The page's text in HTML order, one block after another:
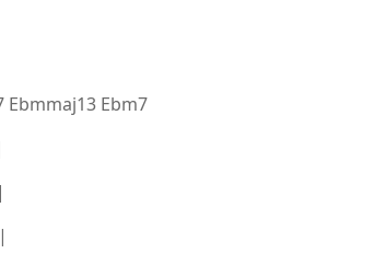
Ebmmaj13 Ebm7